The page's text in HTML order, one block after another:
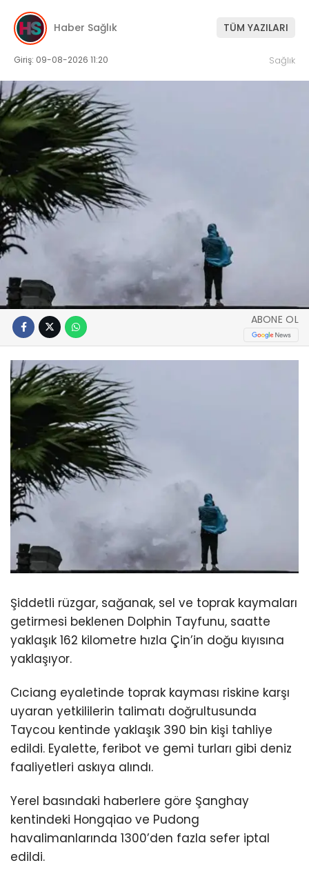
Haber Sağlık TÜM YAZILARI
Giriş: 09-08-2026 11:20 Sağlık
ABONE OL
Şiddetli rüzgar, sağanak, sel ve toprak kaymaları
getirmesi beklenen Dolphin Tayfunu, saatte
yaklaşık 162 kilometre hızla Çin’in doğu kıyısına
yaklaşıyor.
Cıciang eyaletinde toprak kayması riskine karşı
uyaran yetkililerin talimatı doğrultusunda
Taycou kentinde yaklaşık 390 bin kişi tahliye
edildi. Eyalette, feribot ve gemi turları gibi deniz
faaliyetleri askıya alındı.
Yerel basındaki haberlere göre Şanghay
kentindeki Hongqiao ve Pudong
havalimanlarında 1300’den fazla sefer iptal
edildi.